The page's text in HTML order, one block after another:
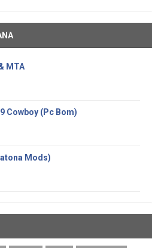
MTA
Cowboy (Pc Bom)
Mods)